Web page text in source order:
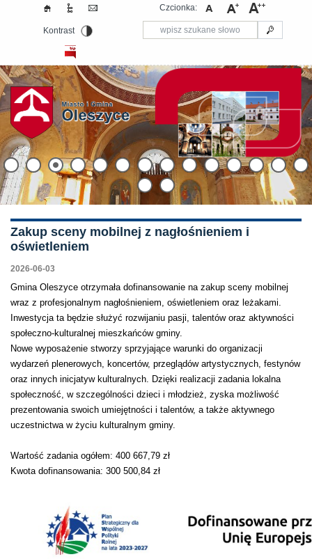
Czcionka:
Kontrast
Zakup sceny mobilnej z nagłośnieniem i
oświetleniem
2026-06-03
Gmina Oleszyce otrzymała dofinansowanie na zakup sceny mobilnej
wraz z profesjonalnym nagłośnieniem, oświetleniem oraz leżakami.
Inwestycja ta będzie służyć rozwijaniu pasji, talentów oraz aktywności
społeczno-kulturalnej mieszkańców gminy.
Nowe wyposażenie stworzy sprzyjające warunki do organizacji
wydarzeń plenerowych, koncertów, przeglądów artystycznych, festynów
oraz innych inicjatyw kulturalnych. Dzięki realizacji zadania lokalna
społeczność, w szczególności dzieci i młodzież, zyska możliwość
prezentowania swoich umiejętności i talentów, a także aktywnego
uczestnictwa w życiu kulturalnym gminy.
Wartość zadania ogółem: 400 667,79 zł
Kwota dofinansowania: 300 500,84 zł